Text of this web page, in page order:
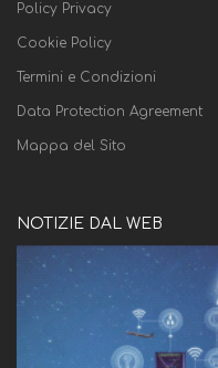
Policy Privacy
Cookie Policy
Termini e Condizioni
Data Protection Agreement
Mappa del Sito
NOTIZIE DAL WEB